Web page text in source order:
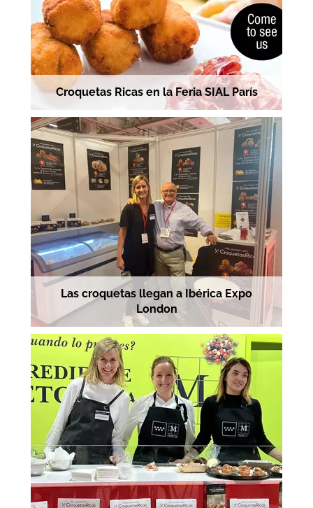
Croquetas Ricas en la Feria SIAL París
Las croquetas llegan a Ibérica Expo
London